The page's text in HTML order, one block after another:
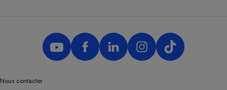
Nous contacter